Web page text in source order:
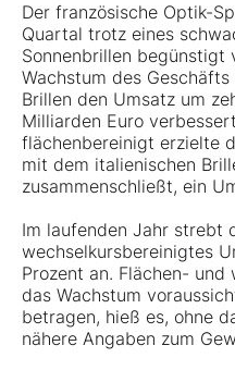
Der französische Optik-
Quartal trotz eines
Sonnenbrillen begünstigt
Wachstum des
Brillen den Umsatz um
Milliarden Euro
flächenbereinigt erzielte
mit dem italienischen
zusammenschließt, ein
Im laufenden Jahr strebt
wechselkursbereinigtes
Prozent an. Flächen-
das Wachstum
betragen, hieß es, ohne
nähere Angaben zum